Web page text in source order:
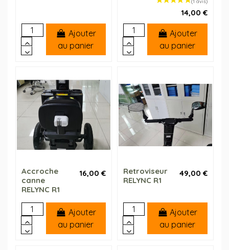
Ajouter
au panier
14,00 €
Ajouter
au panier
Accroche
canne
RELYNC R1
16,00 €
Ajouter
au panier
Retroviseur
RELYNC R1
49,00 €
Ajouter
au panier